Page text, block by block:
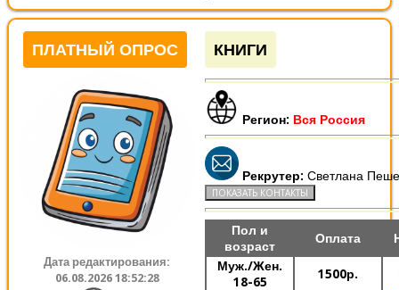
ПЛАТНЫЙ ОПРОС
Дата редактирования:
06.08.2026 18:52:28
КНИГИ
Регион: Вся Россия
Рекрутер: Светлана
Пол и
возраст
Оплата
Муж./Жен.
18-65
1500р.